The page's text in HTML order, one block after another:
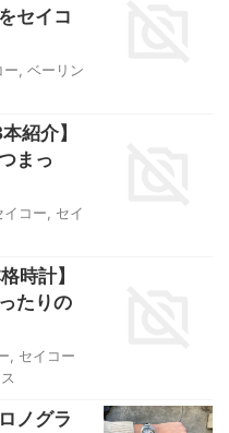
セイコ
ー ベーリン
紹介】
まっ
イコー
セイ
時計】
たりの
セイコー
ノグラ